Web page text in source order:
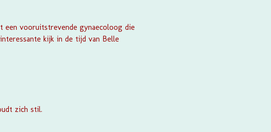
een vooruitstrevende gynaecoloog die
kijk in de tijd van Belle
zich stil.